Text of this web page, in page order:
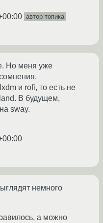
автор топика
Но меня уже
и rofi, то есть не
В будущем,
sway.
немного
а можно